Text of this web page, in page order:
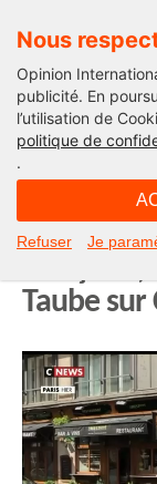
Nous
Opinion
publicité. En
l’utilisation de
politique de
.
Refuser Je
Edito
Les BAD-
Taube sur
Lecteur
vidéo